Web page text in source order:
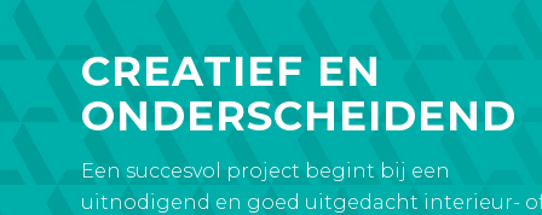
CREATIEF EN
ONDERSCHEIDEND
Een succesvol project begint bij een
uitnodigend en goed uitgedacht interieur-